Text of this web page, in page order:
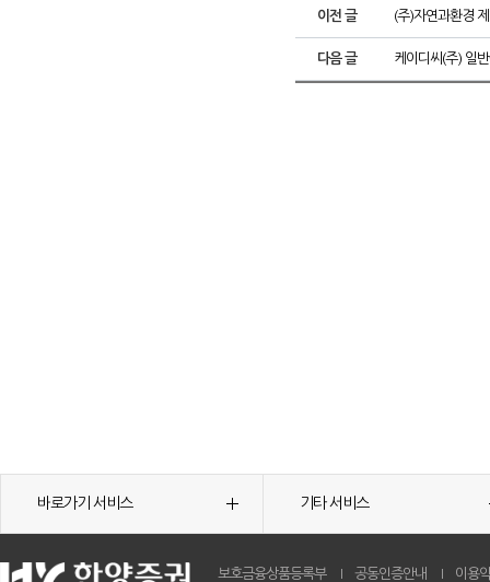
이전 글 (주)자연과환경
다음 글 케이디씨(주) 일
바로가기 서비스 기타 서비스
보호금융상품등록부 공동인증안내 이용